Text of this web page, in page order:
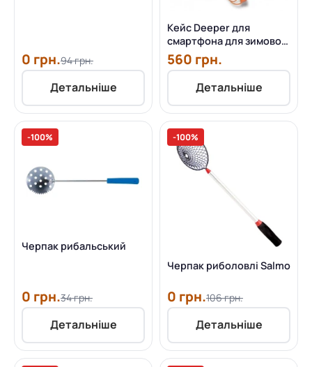
0 грн.94 грн.
Детальніше
Кейс Deeper для
смартфона для зимової
риболовлі
560 грн.
Детальніше
-100%
Черпак рибальський
0 грн.34 грн.
Детальніше
-100%
Черпак риболовлі Salmo
0 грн.106 грн.
Детальніше